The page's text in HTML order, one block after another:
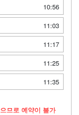
10:56
11:03
11:17
11:25
11:35
므로 예약이 불가